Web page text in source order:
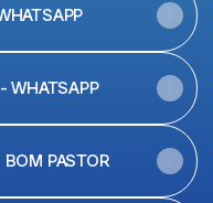
WHATSAPP
PASTOR